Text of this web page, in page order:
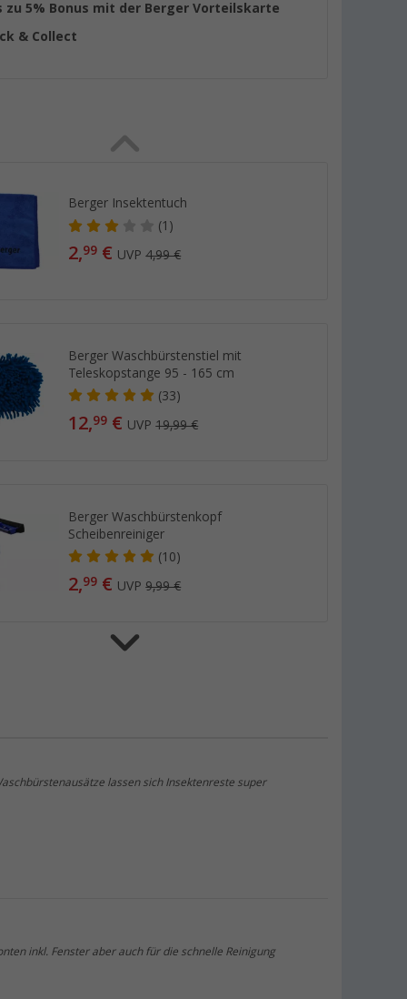
zu 5% Bonus mit der Berger Vorteilskarte
& Collect
Berger Insektentuch
(1)
2,99 € UVP4,99 €
Berger Waschbürstenstiel mit
Teleskopstange 95 - 165 cm
(33)
12,99 € UVP19,99 €
Berger Waschbürstenkopf
Scheibenreiniger
(10)
2,99 € UVP9,99 €
lassen sich Insektenreste super
inkl. Fenster aber auch für die schnelle Reinigung